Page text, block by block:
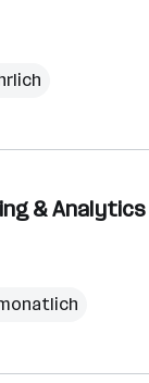
& Analytics
monatlich